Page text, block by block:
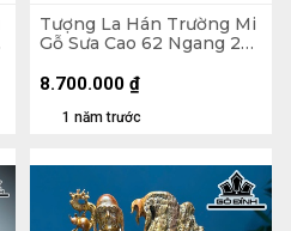
Tượng La Hán Trường Mi
Gỗ Sưa Cao 62 Ngang 23
1 năm trước
8.700.000 ₫